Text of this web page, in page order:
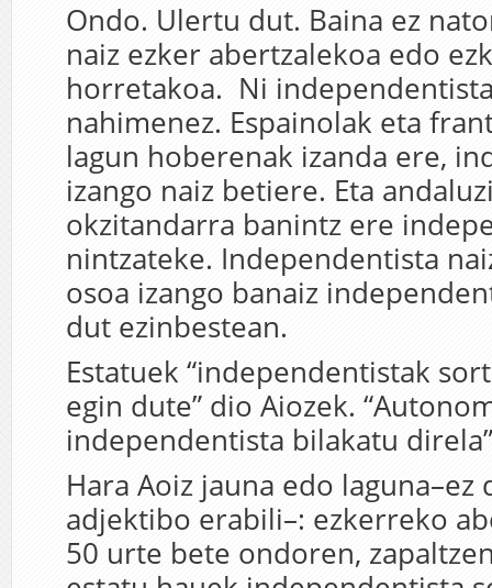
Ondo. Ulertu dut. Baina ez
naiz ezker abertzalekoa edo
horretakoa. Ni
nahimenez. Espainolak eta
lagun hoberenak izanda ere,
izango naiz betiere. Eta
okzitandarra banintz ere
nintzateke. Independentista
osoa izango banaiz
dut ezinbestean.
Estatuek “independentistak
egin dute” dio Aiozek.
independentista bilakatu
Hara Aoiz jauna edo laguna–ez
adjektibo erabili–: ezkerreko
50 urte bete ondoren,